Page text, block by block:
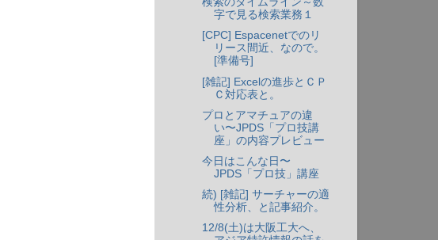
字で見る検索業務１
[CPC] Espacenetでのリ
リース間近、なので。
[準備号]
[雑記] Excelの進歩とＣＰ
Ｃ対応表と。
プロとアマチュアの違
い〜JPDS「プロ技講
座」の内容プレビュー
今日はこんな日〜
JPDS「プロ技」講座
続) [雑記] サーチャーの適
性分析、と記事紹介。
12/8(土)は大阪工大へ、